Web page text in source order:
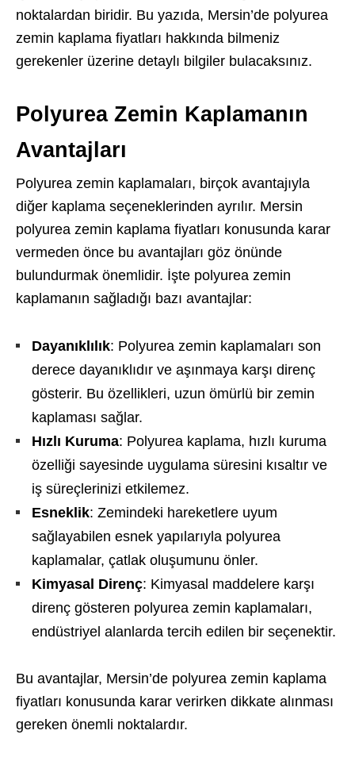
noktalardan biridir. Bu yazıda, Mersin’de polyurea
zemin kaplama fiyatları hakkında bilmeniz
gerekenler üzerine detaylı bilgiler bulacaksınız.
Polyurea Zemin Kaplamanın
Avantajları
Polyurea zemin kaplamaları, birçok avantajıyla
diğer kaplama seçeneklerinden ayrılır. Mersin
polyurea zemin kaplama fiyatları konusunda karar
vermeden önce bu avantajları göz önünde
bulundurmak önemlidir. İşte polyurea zemin
kaplamanın sağladığı bazı avantajlar:
Dayanıklılık: Polyurea zemin kaplamaları son
derece dayanıklıdır ve aşınmaya karşı direnç
gösterir. Bu özellikleri, uzun ömürlü bir zemin
kaplaması sağlar.
Hızlı Kuruma: Polyurea kaplama, hızlı kuruma
özelliği sayesinde uygulama süresini kısaltır ve
iş süreçlerinizi etkilemez.
Esneklik: Zemindeki hareketlere uyum
sağlayabilen esnek yapılarıyla polyurea
kaplamalar, çatlak oluşumunu önler.
Kimyasal Direnç: Kimyasal maddelere karşı
direnç gösteren polyurea zemin kaplamaları,
endüstriyel alanlarda tercih edilen bir seçenektir.
Bu avantajlar, Mersin’de polyurea zemin kaplama
fiyatları konusunda karar verirken dikkate alınması
gereken önemli noktalardır.